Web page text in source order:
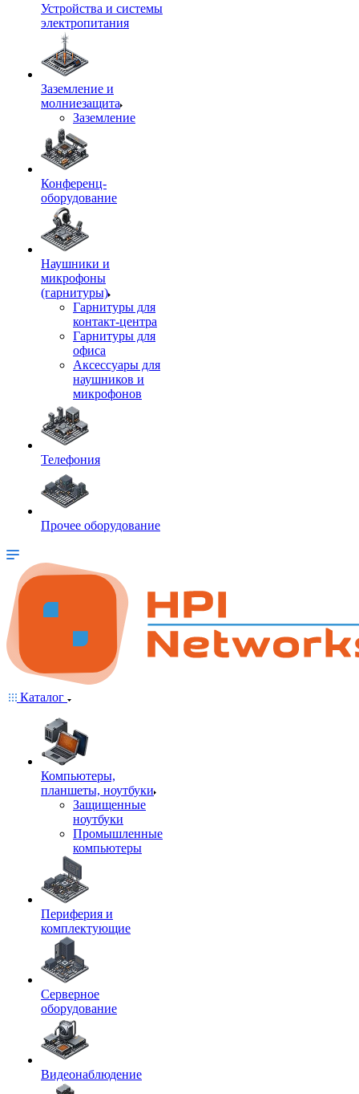
Устройства и системы
электропитания
Заземление и
молниезащита
Заземление
Конференц-
оборудование
Наушники и
микрофоны
(гарнитуры)
Гарнитуры для
контакт-центра
Гарнитуры для
офиса
Аксессуары для
наушников и
микрофонов
Телефония
Прочее оборудование
Каталог
Компьютеры,
планшеты, ноутбуки
Защищенные
ноутбуки
Промышленные
компьютеры
Периферия и
комплектующие
Серверное
оборудование
Видеонаблюдение